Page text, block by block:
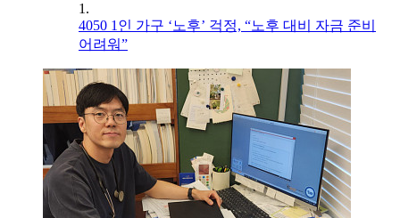
1.
4050 1인 가구 ‘노후’ 걱정, “노후 대비 자금 준비
어려워”